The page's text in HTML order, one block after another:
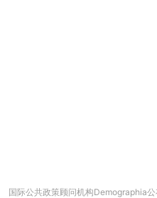
国际公共政策顾问机构Demographia